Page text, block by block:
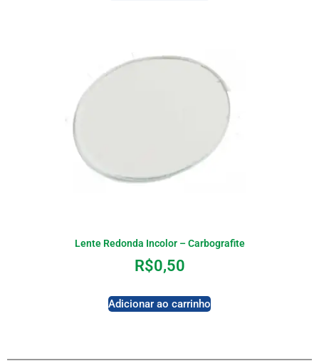
Lente Redonda Incolor – Carbografite
R$0,50
Adicionar ao carrinho